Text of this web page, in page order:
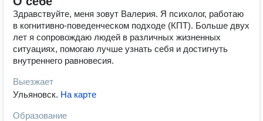
Здравствуйте, меня зовут Валерия. Я психолог, работаю
в когнитивно-поведенческом подходе (КПТ). Больше двух
лет я сопровождаю людей в различных жизненных
ситуациях, помогаю лучше узнать себя и достигнуть
внутреннего равновесия.
Выезжает
Ульяновск. На карте
Образование